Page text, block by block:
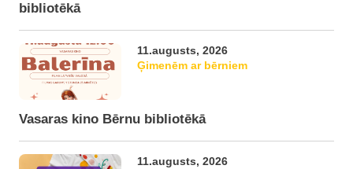
bibliotēkā
11.augusts, 2026
Ģimenēm ar bērniem
Vasaras kino Bērnu bibliotēkā
11.augusts, 2026